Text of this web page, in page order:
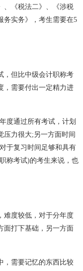
《税法二》、《涉税
务实务》，考生需要在5
但比中级会计职称考
，需要付出一定精力进
通过所有考试，计划
压力很大;另一方面时间
于复习时间足够和具有
称考试)的考生来说，也
度较低，对于分年度
面打下基础，另一方面
需要记忆的东西比较